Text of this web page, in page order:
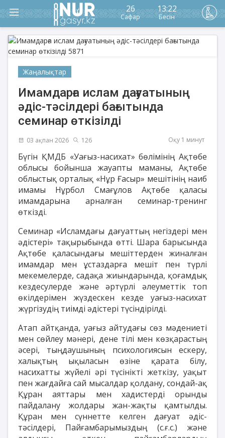
26
Сафар
13:22
Бесін
Жаңалықтар
Имамдарға ислам дағуатының
әдіс-тәсілдері бағытында
семинар өткізілді
03 ақпан 2026 126 Оқу 1 минут
Бүгін ҚМДБ «Уағыз-насихат» бөлімінің Ақтөбе
облысы бойынша жауапты маманы, Ақтөбе
облыстық орталық «Нұр Ғасыр» мешітінің наиб
имамы Нұрбол Смағұлов Ақтөбе қаласы
имамдарына арналған семинар-тренинг
өткізді.
Семинар «Исламдағы дағуаттың негіздері мен
әдістері» тақырыбында өтті. Шара барысында
Ақтөбе қаласындағы мешіттерден жиналған
имамдар мен ұстаздарға мешіт пен түрлі
мекемелерде, садақа жиындарында, қоғамдық
кездесулерде және әртүрлі әлеуметтік топ
өкілдерімен жүздескен кезде уағыз-насихат
жүргізудің тиімді әдістері түсіндірілді.
Атап айтқанда, уағыз айтудағы сөз мәдениеті
мен сөйлеу мәнері, дене тілі мен көзқарастың
әсері, тыңдаушының психологиясын ескеру,
халықтың ықыласын өзіне қарата білу,
насихатты жүйелі әрі түсінікті жеткізу, уақыт
пен жағдайға сай мысалдар қолдану, сондай-ақ
Құран аяттары мен хадистерді орынды
пайдалану жолдары жан-жақты қамтылды.
Құран мен сүннетте келген дағуат әдіс-
тәсілдері, Пайғамбарымыздың (с.ғ.с.) және